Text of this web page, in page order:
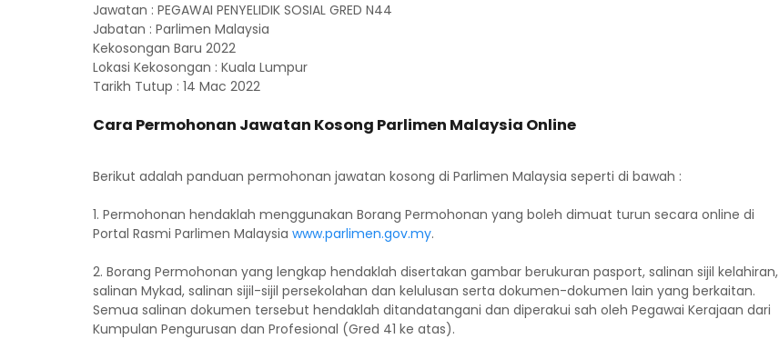
Jawatan : PEGAWAI PENYELIDIK SOSIAL GRED N44
Jabatan : Parlimen Malaysia
Kekosongan Baru 2022
Lokasi Kekosongan : Kuala Lumpur
Tarikh Tutup : 14 Mac 2022
Cara Permohonan Jawatan Kosong Parlimen Malaysia Online
Berikut adalah panduan permohonan jawatan kosong di Parlimen Malaysia seperti di bawah :
1. Permohonan hendaklah menggunakan Borang Permohonan yang boleh dimuat turun secara online di
Portal Rasmi Parlimen Malaysia www.parlimen.gov.my.
2. Borang Permohonan yang lengkap hendaklah disertakan gambar berukuran pasport, salinan sijil kelahiran,
salinan Mykad, salinan sijil-sijil persekolahan dan kelulusan serta dokumen-dokumen lain yang berkaitan.
Semua salinan dokumen tersebut hendaklah ditandatangani dan diperakui sah oleh Pegawai Kerajaan dari
Kumpulan Pengurusan dan Profesional (Gred 41 ke atas).